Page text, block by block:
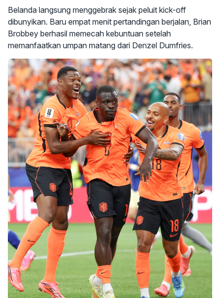
Belanda langsung menggebrak sejak peluit kick-off
dibunyikan. Baru empat menit pertandingan berjalan, Brian
Brobbey berhasil memecah kebuntuan setelah
memanfaatkan umpan matang dari Denzel Dumfries.